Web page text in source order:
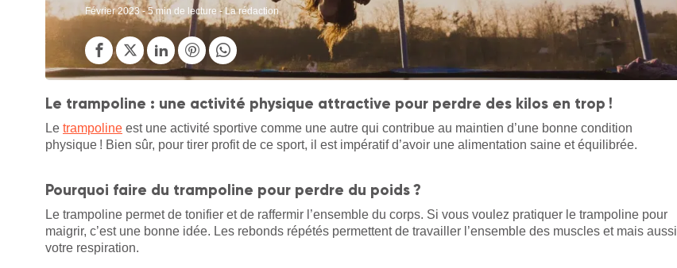
Février 2023- 5 min de lecture - La rédaction
Le trampoline : une activité physique attractive pour perdre des kilos en trop !
Le trampoline est une activité sportive comme une autre qui contribue au maintien d’une bonne condition
physique ! Bien sûr, pour tirer profit de ce sport, il est impératif d’avoir une alimentation saine et équilibrée.
Pourquoi faire du trampoline pour perdre du poids ?
Le trampoline permet de tonifier et de raffermir l’ensemble du corps. Si vous voulez pratiquer le trampoline pour
maigrir, c’est une bonne idée. Les rebonds répétés permettent de travailler l’ensemble des muscles et mais aussi
votre respiration.